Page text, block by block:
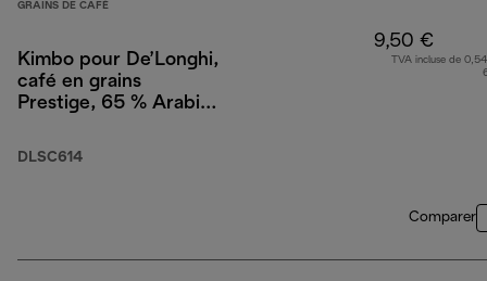
GRAINS DE CAFÈ
Kimbo pour De’Longhi,
café en grains
Prestige, 65 % Arabica
DLSC614
9,50 €
TVA incluse de
Comparer